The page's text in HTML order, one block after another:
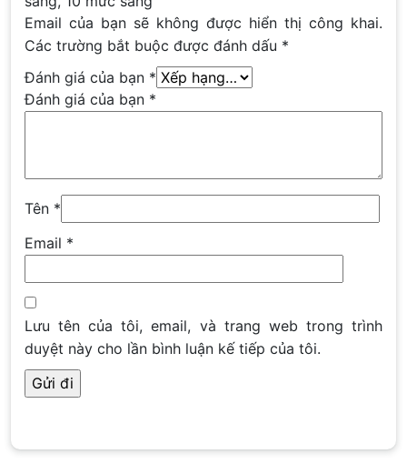
Email của bạn sẽ không được hiển thị công khai.
Các trường bắt buộc được đánh dấu *
Đánh giá của bạn *
Đánh giá của bạn *
Tên *
Email *
Lưu tên của tôi, email, và trang web trong trình
duyệt này cho lần bình luận kế tiếp của tôi.